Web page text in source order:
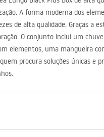
A forma moderna dos
de alta qualidade. Graças a
O conjunto inclui um
elementos, uma mangueira
procura soluções únicas e